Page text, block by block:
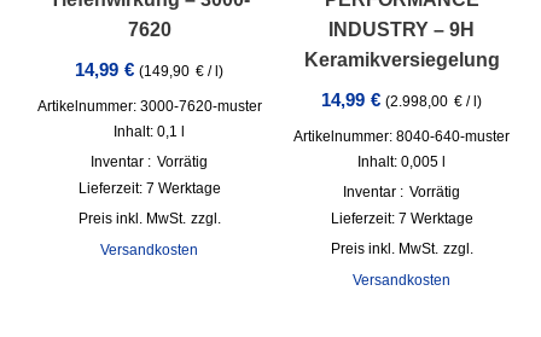
7620
14,99 € (149,90 € / )
Artikelnummer: 3000-7620-muster
Inhalt: 0,1 l
Inventar : Vorrätig
Lieferzeit: 7 Werktage
inkl. MwSt. zzgl.
Versandkosten
INDUSTRY – 9H
Keramikversiegelung
14,99 € (2.998,00 € / )
Artikelnummer: 8040-640-muster
Inhalt: 0,005 l
Inventar : Vorrätig
Lieferzeit: 7 Werktage
inkl. MwSt. zzgl.
Versandkosten